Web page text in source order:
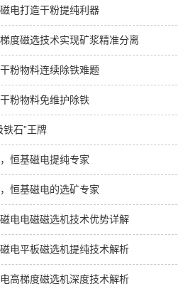
电打造干粉提纯利器
度磁选技术实现矿浆精准分离
粉物料连续除铁难题
粉物料免维护除铁
石”王牌
恒基磁电提纯专家
恒基磁电的选矿专家
电电磁磁选机技术优势详解
电平板磁选机提纯技术解析
高梯度磁选机深度技术解析